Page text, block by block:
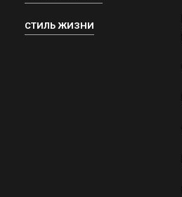
СТИЛЬ ЖИЗНИ